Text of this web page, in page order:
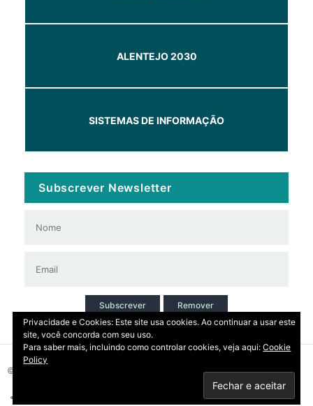
ALENTEJO 2030
SISTEMAS DE INFORMAÇÃO
Subscrever Newsletter
Subscrever Remover
© 2026 Copyright: DIRT | CCDR Alentejo, I.P.
Privacidade e Cookies: Este site usa cookies. Ao continuar a usar este
site, você concorda com seu uso.
Para saber mais, incluindo como controlar cookies, veja aqui:Cookie
Policy